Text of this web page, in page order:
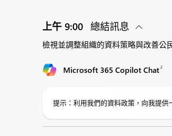
上午 9:00 總結訊息
檢視並調整組織的資料策略與改善公
Microsoft 365 Copilot Chat2
提示：利用我們的資料政策，向我提供